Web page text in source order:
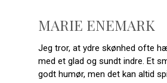
MARIE ENEMARK
Jeg tror, at ydre skønhed ofte
med et glad og sundt indre. Et
godt humør, men det kan altid